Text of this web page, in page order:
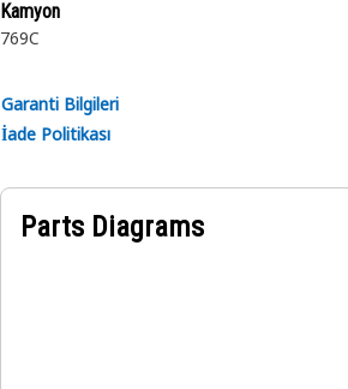
Kamyon
769C
Garanti Bilgileri
İade Politikası
Parts Diagrams